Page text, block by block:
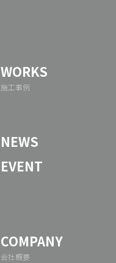
WORKS
施工事例
NEWS
EVENT
COMPANY
会社概要